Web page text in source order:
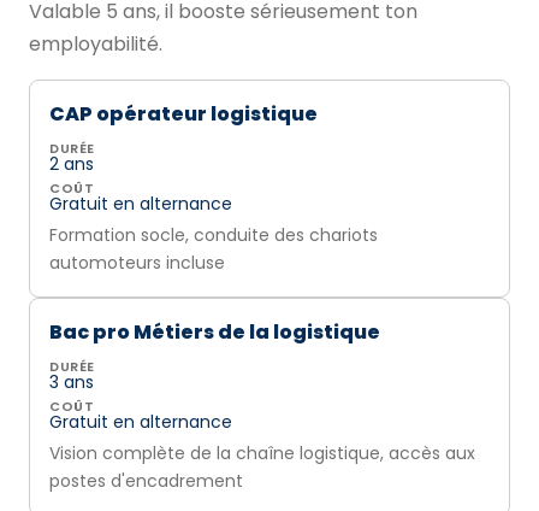
Valable 5 ans, il booste sérieusement ton
employabilité.
CAP opérateur logistique
DURÉE
2 ans
COÛT
Gratuit en alternance
Formation socle, conduite des chariots
automoteurs incluse
Bac pro Métiers de la logistique
DURÉE
3 ans
COÛT
Gratuit en alternance
Vision complète de la chaîne logistique, accès aux
postes d'encadrement